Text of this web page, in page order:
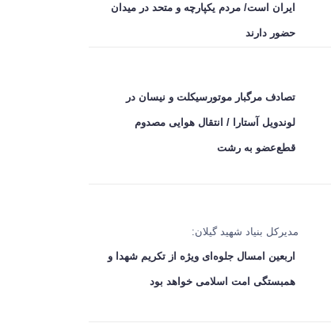
ایران است/ مردم یکپارچه و متحد در میدان
حضور دارند
تصادف مرگبار موتورسیکلت و نیسان در
لوندویل آستارا / انتقال هوایی مصدوم
قطع‌عضو به رشت
مدیرکل بنیاد شهید گیلان:
اربعین امسال جلوه‌ای ویژه از تکریم شهدا و
همبستگی امت اسلامی خواهد بود